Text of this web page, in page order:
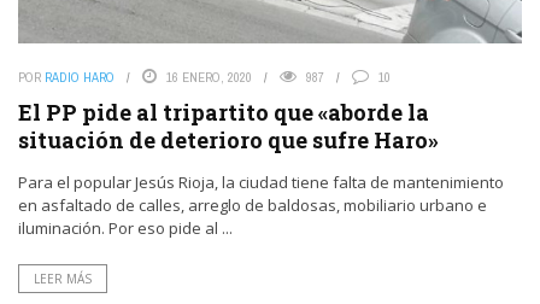
POR RADIO HARO 16 ENERO, 2020 987 10
El PP pide al tripartito que «aborde la
situación de deterioro que sufre Haro»
Para el popular Jesús Rioja, la ciudad tiene falta de mantenimiento
en asfaltado de calles, arreglo de baldosas, mobiliario urbano e
iluminación. Por eso pide al ...
LEER MÁS